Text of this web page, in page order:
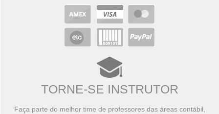
TORNE-SE INSTRUTOR
Faça parte do melhor time de professores das áreas contábil,